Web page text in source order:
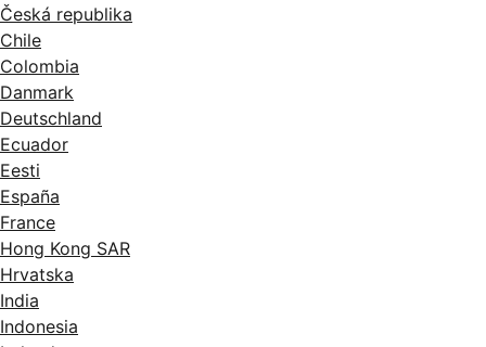
Česká republika
Chile
Colombia
Danmark
Deutschland
Ecuador
Eesti
España
France
Hong Kong SAR
Hrvatska
India
Indonesia